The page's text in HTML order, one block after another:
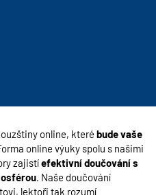
online, které bude vaše
online výuky spolu s našimi
zajistíefektivní doučování s
. Naše doučování
lektoři tak rozumí